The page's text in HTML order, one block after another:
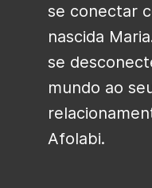
se conectar
nascida
se
mundo ao
Afolabi.